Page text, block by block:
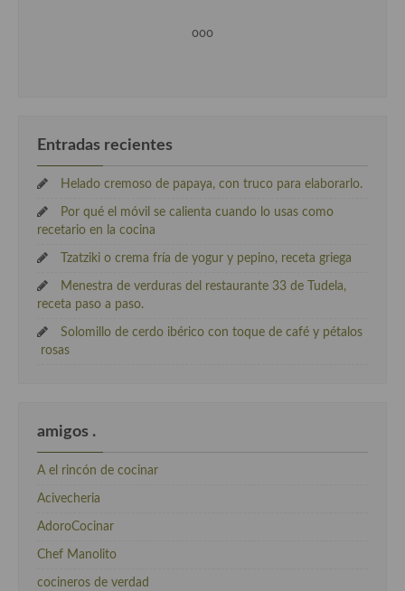
Cocina Turca
ooo
Entradas recientes
Helado cremoso de papaya, con truco para elaborarlo.
Por qué el móvil se calienta cuando lo usas como
recetario en la cocina
Tzatziki o crema fría de yogur y pepino, receta griega
Menestra de verduras del restaurante 33 de Tudela,
receta paso a paso.
Solomillo de cerdo ibérico con toque de café y pétalos
rosas
amigos .
A el rincón de cocinar
Acivecheria
AdoroCocinar
Chef Manolito
cocineros de verdad